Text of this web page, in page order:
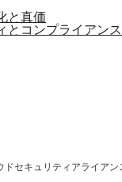
と真価
とコンプライアン
ドセキュリティアライアン